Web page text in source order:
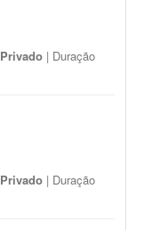
Privado | Duração
Privado | Duração